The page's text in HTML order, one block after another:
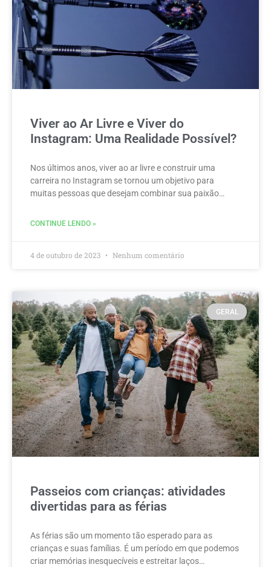
Viver ao Ar Livre e Viver do
Instagram: Uma Realidade Possível?
Nos últimos anos, viver ao ar livre e construir uma
carreira no Instagram se tornou um objetivo para
muitas pessoas que desejam combinar sua paixão…
CONTINUE LENDO »
4 de outubro de 2023 Nenhum comentário
GERAL
Passeios com crianças: atividades
divertidas para as férias
As férias são um momento tão esperado para as
crianças e suas famílias. É um período em que podemos
criar memórias inesquecíveis e estreitar laços…